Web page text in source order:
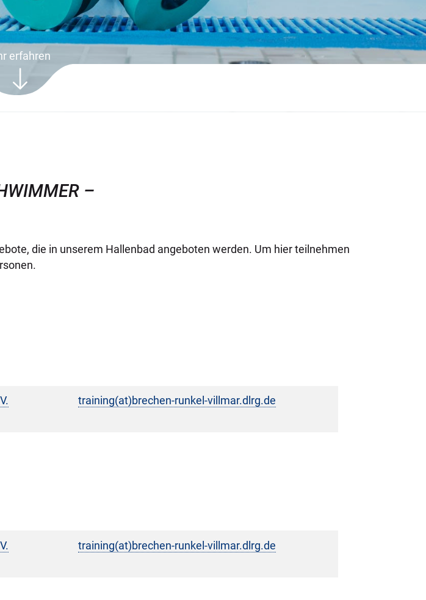
erfahren
–
die in unserem Hallenbad angeboten werden. Um hier teilnehmen
training(at)brechen-runkel-villmar.dlrg.de
training(at)brechen-runkel-villmar.dlrg.de